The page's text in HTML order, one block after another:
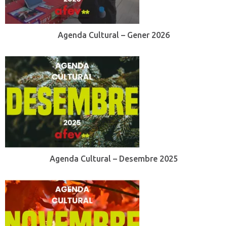
Agenda Cultural – Gener 2026
Agenda Cultural – Desembre 2025